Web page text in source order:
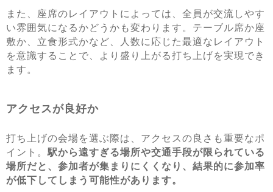
また、座席のレイアウトによっては、全員が交流しやす
い雰囲気になるかどうかも変わります。テーブル席か座
敷か、立食形式かなど、人数に応じた最適なレイアウト
を意識することで、より盛り上がる打ち上げを実現でき
ます。
アクセスが良好か
打ち上げの会場を選ぶ際は、アクセスの良さも重要なポ
イント。 駅から遠すぎる場所や交通手段が限られている
場所だと、参加者が集まりにくくなり、結果的に参加率
が低下してしまう可能性があります。